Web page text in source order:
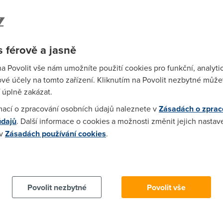
rozhraní
zvítězí, má jistotu, že se na mapě při zoomu 11
v okruhu téměř 11 km,
Seznam.cz nové Mapy.cz, které nabídnou
patří například MHD plánovač nebo 3D mapy.
férově a jasně
Povolit vše nám umožníte použití cookies pro funkční,
účely na tomto zařízení. Kliknutím na Povolit nezbytné
zakázat.
o zpracování osobních údajů naleznete vZásadách o
. Další informace o cookies a možnosti změnit jejich
Zásadách používání cookies.
Povolit nezbytné
Povolit vše